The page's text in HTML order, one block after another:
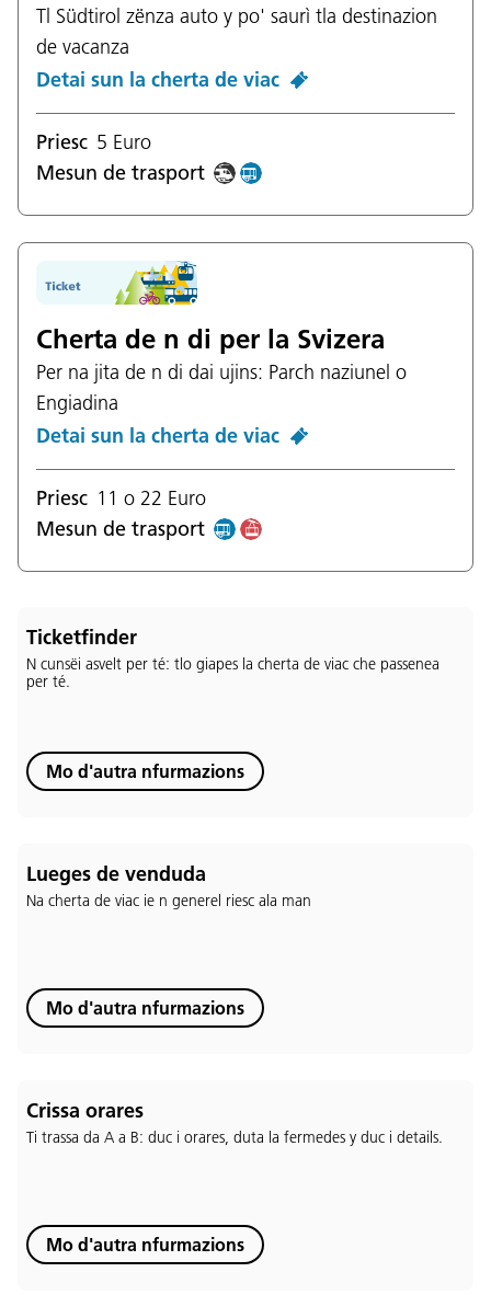
DEU
ITA LAD ENG
Tl Südtirol zënza auto y po' saurì tla destinazion
de vacanza
Detai sun la cherta de viac
Priesc 5 Euro
Mesun de trasport
Cherta de n di per la Svizera
Per na jita de n di dai ujins: Parch naziunel o
Engiadina
Detai sun la cherta de viac
Priesc 11 o 22 Euro
Mesun de trasport
Ticketfinder
N cunsëi asvelt per té: tlo giapes la cherta de viac che passenea
per té.
Mo d'autra nfurmazions
Lueges de venduda
Na cherta de viac ie n generel riesc ala man
Mo d'autra nfurmazions
Crissa orares
Ti trassa da A a B: duc i orares, duta la fermedes y duc i details.
Mo d'autra nfurmazions